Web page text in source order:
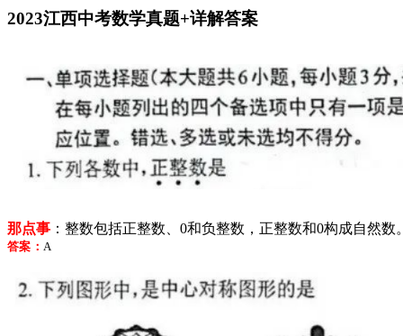
2023江西中考数学真题+详解答案
那点事 ：整数包括正整数、 0和负整数，正整数和0构成自然数
答案： A